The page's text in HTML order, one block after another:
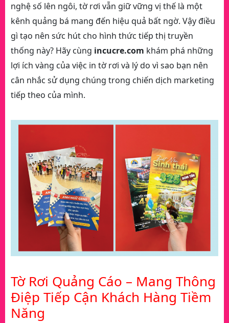
nghệ số lên ngôi, tờ rơi vẫn giữ vững vị thế là một
kênh quảng bá mang đến hiệu quả bất ngờ. Vậy điều
gì tạo nên sức hút cho hình thức tiếp thị truyền
thống này? Hãy cùng incucre.com khám phá những
lợi ích vàng của việc in tờ rơi và lý do vì sao bạn nên
cân nhắc sử dụng chúng trong chiến dịch marketing
tiếp theo của mình.
Tờ Rơi Quảng Cáo – Mang Thông
Điệp Tiếp Cận Khách Hàng Tiềm
Năng